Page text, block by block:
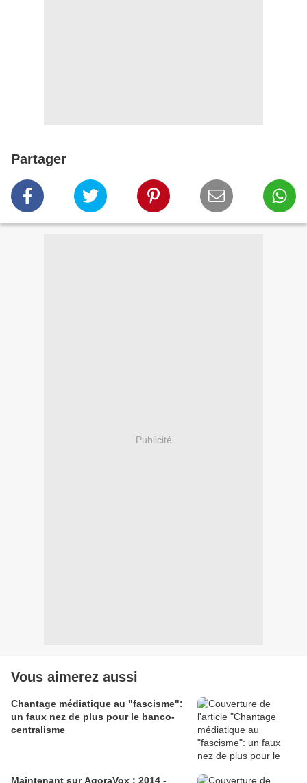
Partager
Publicité
Vous aimerez aussi
Chantage médiatique au "fascisme":
un faux nez de plus pour le banco-
centralisme
Maintenant sur AgoraVox : 2014 -